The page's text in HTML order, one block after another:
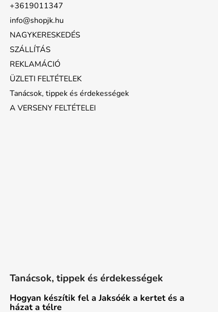
+3619011347
info@shopjk.hu
NAGYKERESKEDÉS
SZÁLLÍTÁS
REKLAMÁCIÓ
ÜZLETI FELTÉTELEK
Tanácsok, tippek és érdekességek
A VERSENY FELTÉTELEI
Tanácsok, tippek és érdekességek
Hogyan készítik fel a Jaksóék a kertet és a
házat a télre